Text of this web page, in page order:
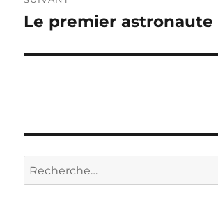
Publication
Le premier astronaute
Recherche
pour :